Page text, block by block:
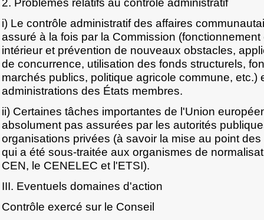
i) Le contrôle administratif des affaires
assuré à la fois par la Commission
intérieur et prévention de nouveaux obstacles,
de concurrence, utilisation des fonds structurels,
marchés publics, politique agricole commune, etc.)
administrations des États membres.
ii) Certaines tâches importantes de l'Union
absolument pas assurées par les autorités
organisations privées (à savoir la mise au point
qui a été sous-traitée aux organismes de
CEN, le CENELEC et l'ETSI).
III. Eventuels domaines d'action
Contrôle exercé sur le Conseil